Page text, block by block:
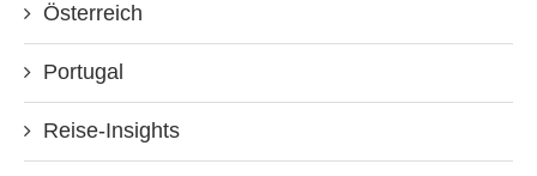
Österreich
Portugal
Reise-Insights